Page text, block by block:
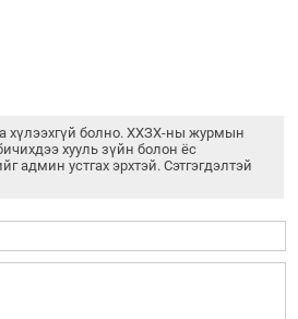
хүлээхгүй болно. ХХЗХ-ны журмын
хууль зүйн болон ёс
админ устгах эрхтэй. Сэтгэгдэлтэй